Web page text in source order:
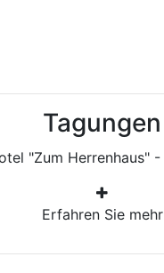
Tagungen
Erfahren Sie mehr